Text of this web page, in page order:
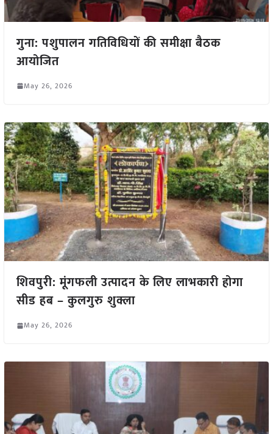
गुना: पशुपालन गतिविधियों की समीक्षा बैठक
आयोजित
May 26, 2026
शिवपुरी: मूंगफली उत्पादन के लिए लाभकारी होगा
सीड हब – कुलगुरु शुक्ला
May 26, 2026